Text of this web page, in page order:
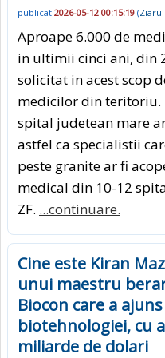
publicat 2026-05-12 00:15:19 (
Aproape 6.000 de
in ultimii cinci ani, din
solicitat in acest scop
medicilor din teritoriu.
spital judetean mare
astfel ca specialistii
peste granite ar fi
medical din 10-12
ZF. ...continuare.
Cine este Kiran
unui maestru
Biocon care a
biotehnologiei, cu
miliarde de dolari